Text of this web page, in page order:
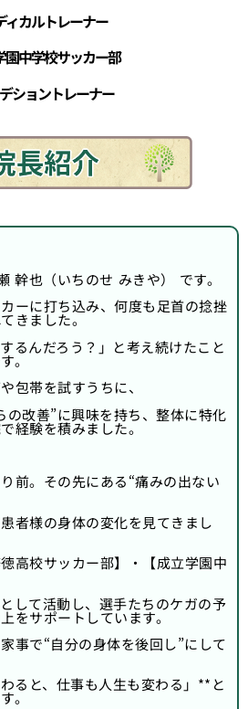
ィカルトレーナー
園中学校サッカー部
ショントレーナー
幹也（いちのせ みきや） です。
ーに打ち込み、何度も足首の捻挫
きました。
るんだろう？」と考え続けたこと
。
包帯を試すうちに、
の改善”に興味を持ち、整体に特化
経験を積みました。
前。その先にある“痛みの出ない
者様の身体の変化を見てきまし
高校サッカー部】・【成立学園中
して活動し、選手たちのケガの予
をサポートしています。
事で“自分の身体を後回し”にして
ると、仕事も人生も変わる」**と
。